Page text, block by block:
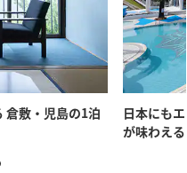
倉敷・児島の1泊
日本にも
が味わえ